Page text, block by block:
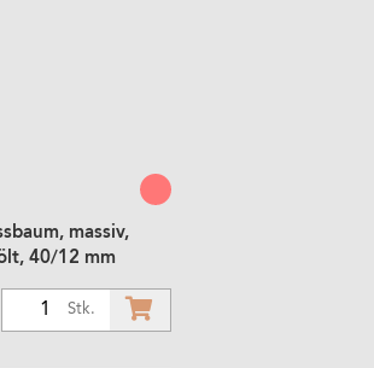
massiv,
40/12 mm
Stk.